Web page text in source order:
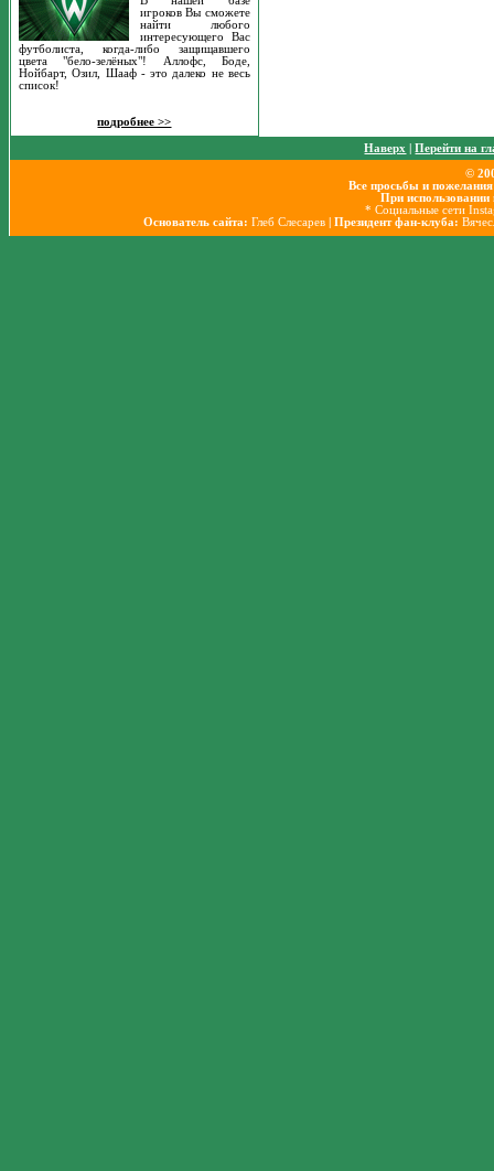
игроков Вы сможете
найти любого
интересующего Вас
футболиста, когда-либо защищавшего
цвета "бело-зелёных"! Аллофс, Боде,
Нойбарт, Озил, Шааф - это далеко не весь
список!
подробнее >>
Наверх |Перейти на
©
Все просьбы и
При использовании
* Социальные сети
Основатель сайта: Глеб Слесарев | Президент фан-клуба: